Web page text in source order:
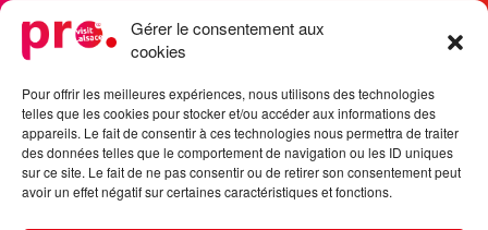
Gérer le consentement aux
cookies
Pour offrir les meilleures expériences, nous utilisons des technologies
telles que les cookies pour stocker et/ou accéder aux informations des
appareils. Le fait de consentir à ces technologies nous permettra de traiter
des données telles que le comportement de navigation ou les ID uniques
sur ce site. Le fait de ne pas consentir ou de retirer son consentement peut
avoir un effet négatif sur certaines caractéristiques et fonctions.
Weihnachten im Elsass
Meet in Alsace
Folgen Sie uns